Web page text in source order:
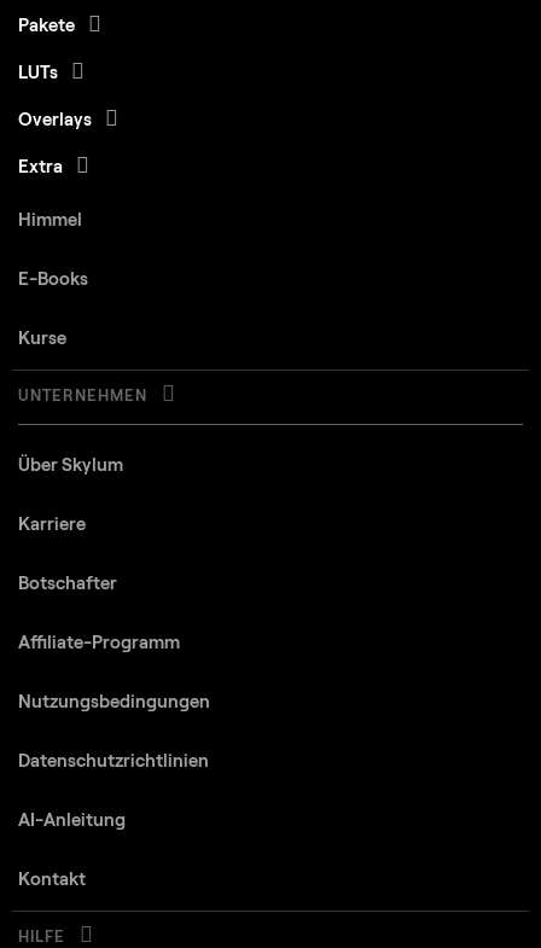
Pakete
LUTs
Overlays
Extra
Himmel
E-Books
Kurse
UNTERNEHMEN
Über Skylum
Karriere
Botschafter
Affiliate-Programm
Nutzungsbedingungen
Datenschutzrichtlinien
AI-Anleitung
Kontakt
HILFE